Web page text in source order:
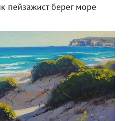
пейзажист берег море